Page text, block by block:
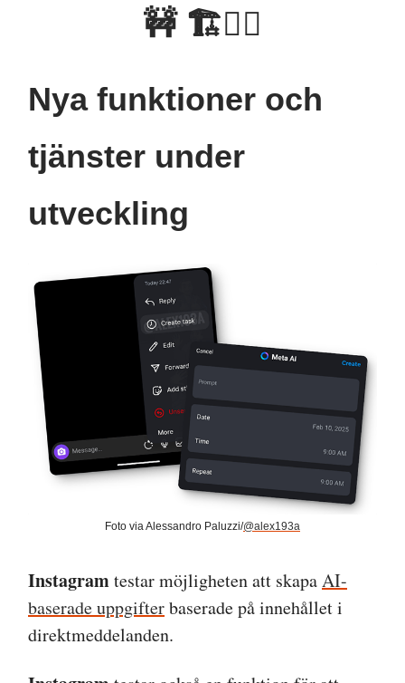
🚧 🏗👷‍♂️
Nya funktioner och
tjänster under
utveckling
Foto via Alessandro Paluzzi/@alex193a
Instagramtestar möjligheten att skapaAI-
baserade uppgifterbaserade på innehållet i
direktmeddelanden.